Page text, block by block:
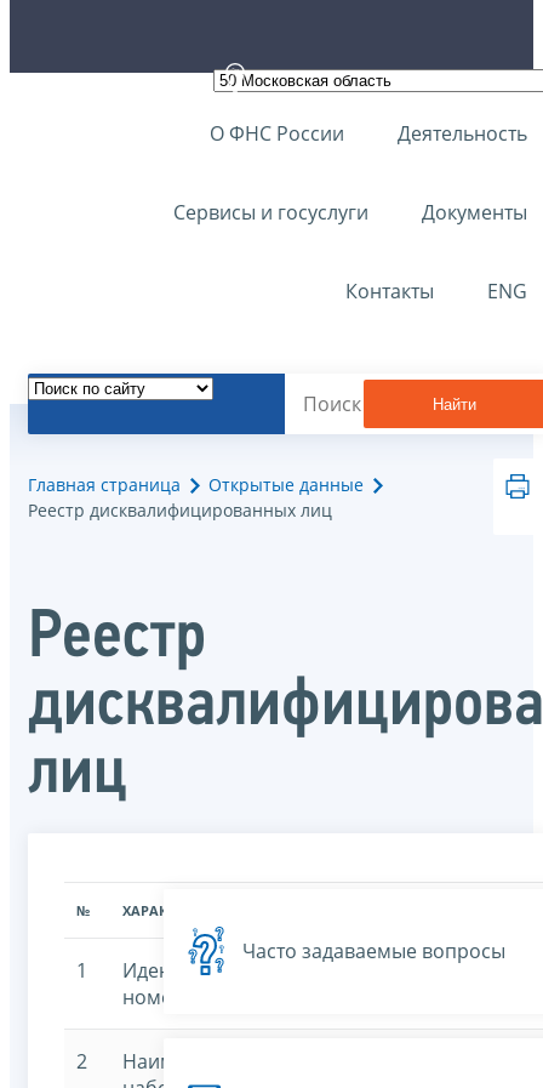
О ФНС России Деятельность
Сервисы и госуслуги Документы
Контакты ENG
Найти
Главная страница
Открытые данные
Реестр дисквалифицированных лиц
Реестр
лиц
№ ХАРАКТЕРИСТИКА
1
Идентификационный
номер
7707329152-
2
Наименование
Часто задаваемые вопросы